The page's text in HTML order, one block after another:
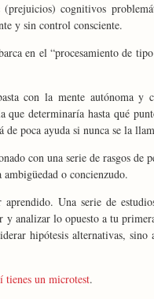
cognitivos
y sin control consciente.
en el “procesamiento de
con la mente autónoma y
determinaría hasta qué
poca ayuda si nunca se la
con una serie de rasgos de
o concienzudo.
Una serie de
analizar lo opuesto a tu
hipótesis alternativas,
tienes un microtest.